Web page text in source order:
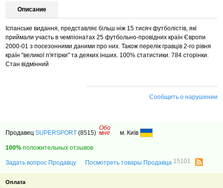
Описание
Іспанське видання, представляє більш ніж 15 тисяч футболістів, які
приймали участь в чемпіонатах 25 футбольно-провідних країн Європи
2000-01 з посезонними даними про них. Також перелік гравців 2-го рівня
країн "великої п'ятірки" та деяких інших. 100% статистики. 784 сторінки.
Стан відмінний
Сообщить о нарушении
ПродавецSUPERSPORT (8515)
Обо
мне м. Київ
100% положительных отзывов
Задать вопрос Продавцу Посмотреть товары Продавца 15101
Оплата